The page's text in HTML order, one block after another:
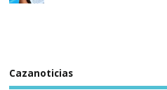
Cazanoticias